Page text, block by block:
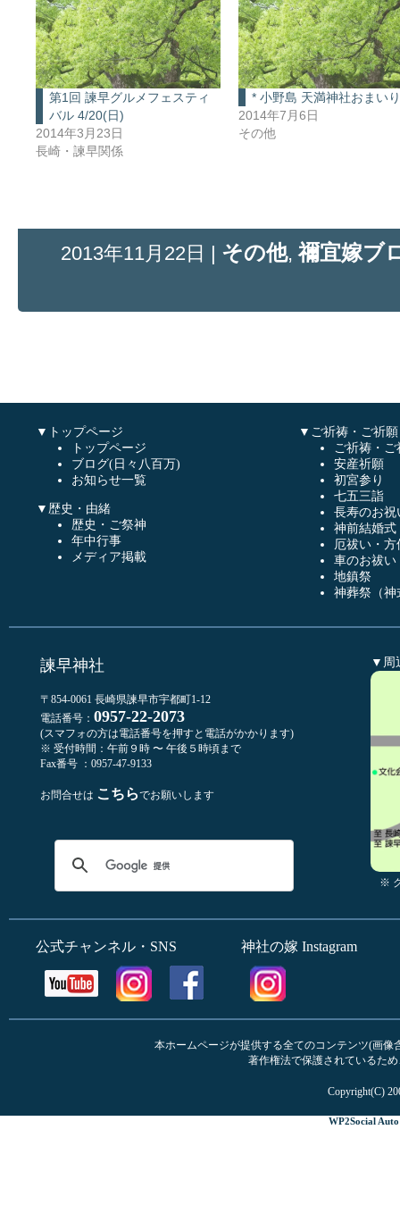
第1回 諫早グルメフェスティ
バル 4/20(日)
2014年3月23日
長崎・諫早関係
* 小野島 天満神社おまい
2014年7月6日
その他
2013年11月22日 | その他,禰宜嫁ブ
▼トップページ
トップページ
ブログ(日々八百万)
お知らせ一覧
▼歴史・由緒
歴史・ご祭神
年中行事
メディア掲載
▼ご祈祷・ご祈願
ご祈祷・ご
安産祈願
初宮参り
七五三詣
長寿のお祝
神前結婚式
厄祓い・方
車のお祓い
地鎮祭
神葬祭（神
諫早神社
〒854-0061 長崎県諫早市宇都町1-12
電話番号： 0957-22-2073
(スマフォの方は電話番号を押すと電話がかかります)
※ 受付時間：午前９時 〜 午後５時頃まで
Fax番号 ：0957-47-9133
お問合せは こちらでお願いします
▼周
※
公式チャンネル・SNS 神社の嫁 Instagram
本ホームページが提供する全てのコンテンツ(画
著作権法で保護されているた
Copyright(C)
WP2Social